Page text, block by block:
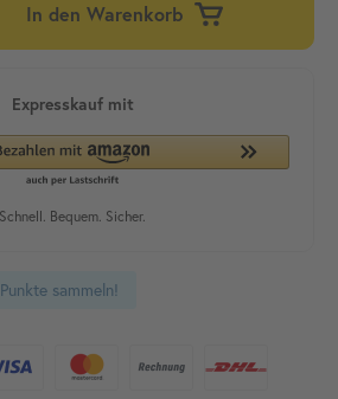
In den Warenkorb
Punkte sammeln!